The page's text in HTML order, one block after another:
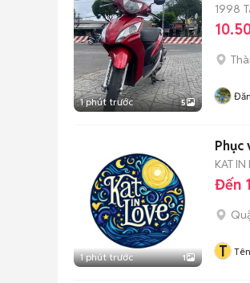
1 phút trước 5
1998
1 phút trước 1
Phục
KAT
Đến
T